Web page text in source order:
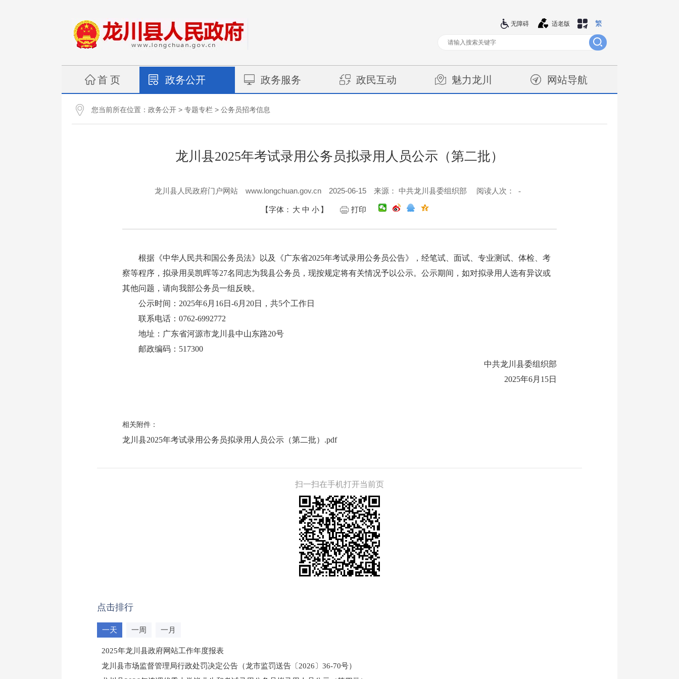
繁
适老版
无障碍
首 页 政务公开 政务服务 政民互动 魅力龙川 网站导航
您当前所在位置： 政务公开 > 专题专栏 > 公务员招考信息
龙川县2025年考试录用公务员拟录用人员公示（第二批）
龙川县人民政府门户网站 www.longchuan.gov.cn 2025-06-15 来源： 中共龙川县委组织部 阅读人次： -
【字体： 大 中 小 】 打印
根据《中华人民共和国公务员法》以及《广东省2025年考试录用公务员公告》，经笔试、面试、专业测试、体检、考
察等程序，拟录用吴凯晖等27名同志为我县公务员，现按规定将有关情况予以公示。公示期间，如对拟录用人选有异议或
其他问题，请向我部公务员一组反映。
公示时间：2025年6月16日-6月20日，共5个工作日
联系电话：0762-6992772
地址：广东省河源市龙川县中山东路20号
邮政编码：517300
中共龙川县委组织部
2025年6月15日
相关附件：
龙川县2025年考试录用公务员拟录用人员公示（第二批）.pdf
扫一扫在手机打开当前页
点击排行
一天 一周 一月
2025年龙川县政府网站工作年度报表
龙川县市场监督管理局行政处罚决定公告（龙市监罚送告〔2026〕36-70号）